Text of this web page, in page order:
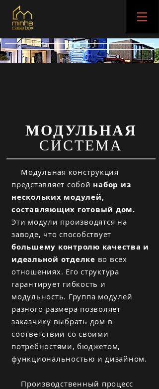
МОДУЛЬНАЯ
СИСТЕМА
Модульная конструкция
представляет собой набор из
нескольких модулей,
составляющих готовый дом.
Эти модули производятся на
заводе, что способствует
большему контролю качества и
идеальной отделке во всех
отношениях. Его структура
гарантирует гибкость и
модульность. Группа модулей
разного размера позволяет
заказчику выбрать дом в
соответствии со своими
потребностями, бюджетом,
функциональностью и дизайном.
Производственный процесс